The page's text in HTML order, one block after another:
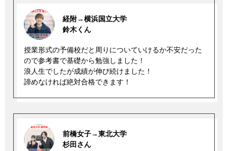
経附→横浜国立大学
鈴木くん
授業形式の予備校だと周りについていけるか不安だった
ので参考書で基礎から勉強しました！
浪人生でしたが成績が伸び続けました！
諦めなければ絶対合格できます！
前橋女子→東北大学
杉田さん